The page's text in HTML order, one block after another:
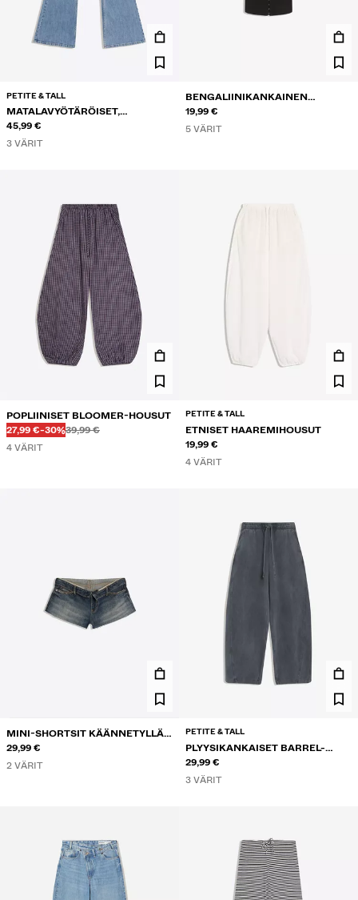
PETITE & TALL
MATALAVYÖTÄRÖISET,
KIRJAILLUT KELLOHELMALLISET
FARKUT
45,99 €
3 VÄRIT
BENGALIINIKANKAINEN
KORSETTITOPPI
19,99 €
5 VÄRIT
POPLIINISET BLOOMER-HOUSUT
ALENNETTU HINTA
27,99 €ALENNUS
-30%Ennen
39,99 €
Ennen
4 VÄRIT
PETITE & TALL
ETNISET HAAREMIHOUSUT
19,99 €
4 VÄRIT
MINI-SHORTSIT KÄÄNNETYLLÄ
VYÖTÄRÖLLÄ
29,99 €
2 VÄRIT
PETITE & TALL
PLYYSIKANKAISET BARREL-
HOUSUT STOPPAREILLA
29,99 €
3 VÄRIT